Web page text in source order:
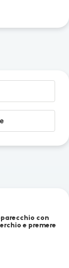
con
e premere